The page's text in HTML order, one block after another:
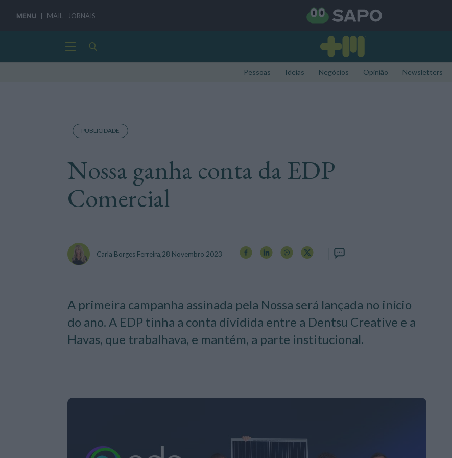
MENU MAIL JORNAIS
Pessoas Ideias Negócios Opinião Newsletters
PUBLICIDADE
Nossa ganha conta da EDP
Comercial
Carla Borges Ferreira,28 Novembro 2023
A primeira campanha assinada pela Nossa será lançada no início
do ano. A EDP tinha a conta dividida entre a Dentsu Creative e a
Havas, que trabalhava, e mantém, a parte institucional.